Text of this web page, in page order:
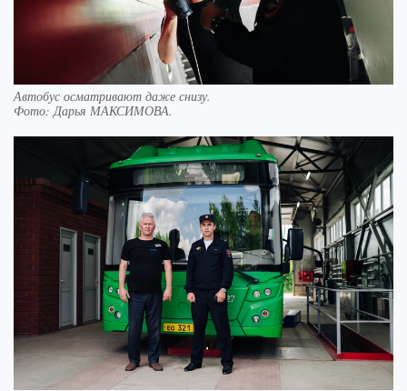
Автобус осматривают даже снизу.
Фото:Дарья МАКСИМОВА.